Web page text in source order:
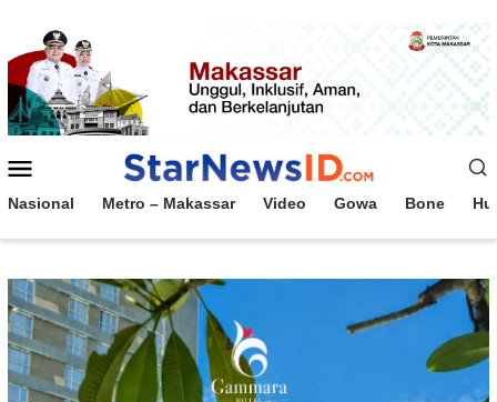
konten
Mobile
Nasional Metro – Makassar Video Gowa Bone